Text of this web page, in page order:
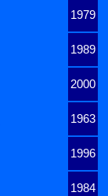
1979
1989
2000
1963
1996
1984